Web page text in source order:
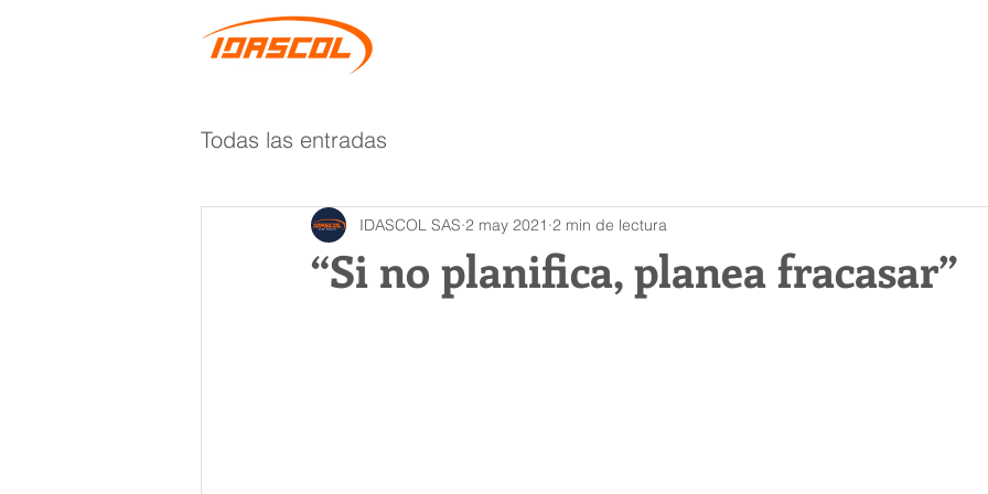
Todas las entradas
“Si no planifica, planea fracasar”
IDASCOL SAS 2 may 2021 2 min de lectura